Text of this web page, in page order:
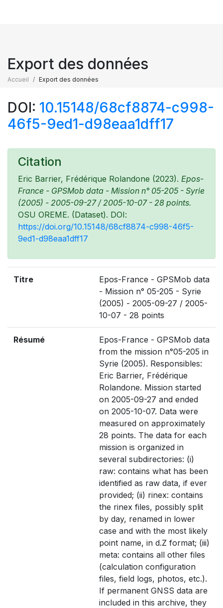
Export des données
Accueil Export des données
DOI: 10.15148/68cf8874-c998-
46f5-9ed1-d98eaa1dff17
Citation
Eric Barrier, Frédérique Rolandone (2023). Epos-
France - GPSMob data - Mission n° 05-205 - Syrie
(2005) - 2005-09-27 / 2005-10-07 - 28 points.
OSU OREME. (Dataset). DOI:
https://doi.org/10.15148/68cf8874-c998-46f5-
9ed1-d98eaa1dff17
Titre
Epos-France - GPSMob data
- Mission n° 05-205 - Syrie
(2005) - 2005-09-27 / 2005-
10-07 - 28 points
Résumé
Epos-France - GPSMob data
from the mission n°05-205 in
Syrie (2005). Responsibles:
Eric Barrier, Frédérique
Rolandone. Mission started
on 2005-09-27 and ended
on 2005-10-07. Data were
measured on approximately
28 points. The data for each
mission is organized in
several subdirectories: (i)
raw: contains what has been
identified as raw data, if ever
provided; (ii) rinex: contains
the rinex files, possibly split
by day, renamed in lower
case and with the most likely
point name, in d.Z format; (iii)
meta: contains all other files
(calculation configuration
files, field logs, photos, etc.).
If permanent GNSS data are
included in this archive, they